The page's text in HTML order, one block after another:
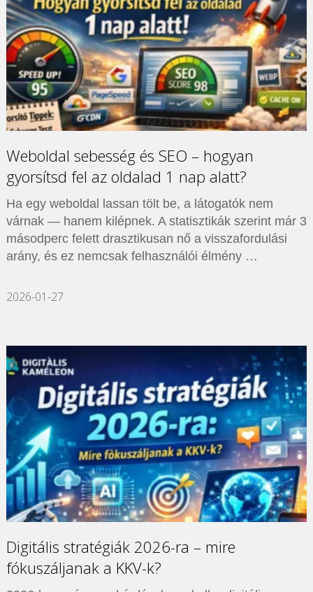
Weboldal sebesség és SEO – hogyan
gyorsítsd fel az oldalad 1 nap alatt?
Ha egy weboldal lassan tölt be, a látogatók nem
várnak — hanem kilépnek. A statisztikák szerint már 3
másodperc felett drasztikusan nő a visszafordulási
arány, és ez nemcsak felhasználói élmény …
2026-01-27
Digitális stratégiák 2026-ra – mire
fókuszáljanak a KKV-k?